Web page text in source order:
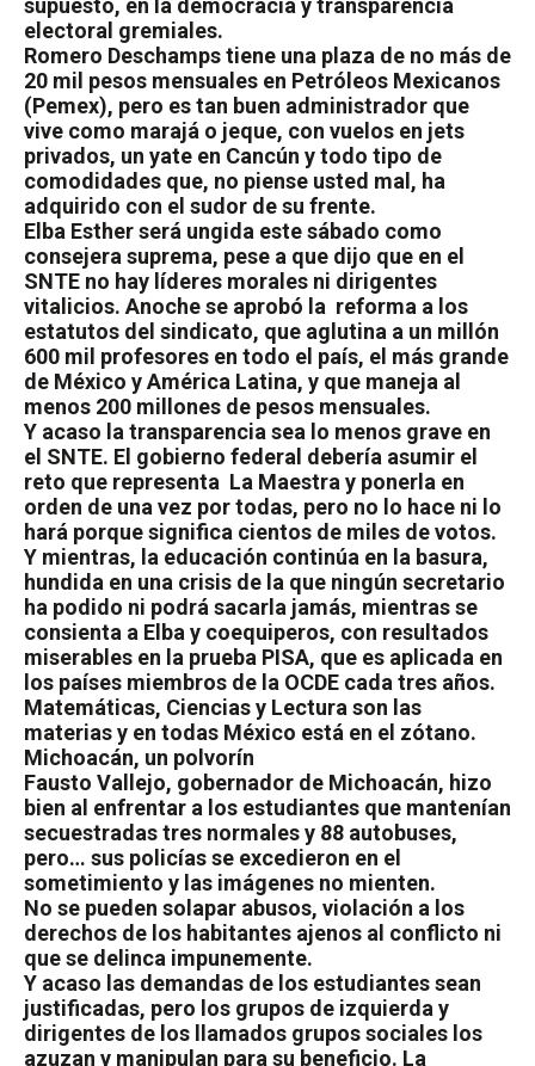
supuesto, en la democracia y transparencia
electoral gremiales.
Romero Deschamps tiene una plaza de no más de
20 mil pesos mensuales en Petróleos Mexicanos
(Pemex), pero es tan buen administrador que
vive como marajá o jeque, con vuelos en jets
privados, un yate en Cancún y todo tipo de
comodidades que, no piense usted mal, ha
adquirido con el sudor de su frente.
Elba Esther será ungida este sábado como
consejera suprema, pese a que dijo que en el
SNTE no hay líderes morales ni dirigentes
vitalicios. Anoche se aprobó la reforma a los
estatutos del sindicato, que aglutina a un millón
600 mil profesores en todo el país, el más grande
de México y América Latina, y que maneja al
menos 200 millones de pesos mensuales.
Y acaso la transparencia sea lo menos grave en
el SNTE. El gobierno federal debería asumir el
reto que representa La Maestra y ponerla en
orden de una vez por todas, pero no lo hace ni lo
hará porque significa cientos de miles de votos.
Y mientras, la educación continúa en la basura,
hundida en una crisis de la que ningún secretario
ha podido ni podrá sacarla jamás, mientras se
consienta a Elba y coequiperos, con resultados
miserables en la prueba PISA, que es aplicada en
los países miembros de la OCDE cada tres años.
Matemáticas, Ciencias y Lectura son las
materias y en todas México está en el zótano.
Michoacán, un polvorín
Fausto Vallejo, gobernador de Michoacán, hizo
bien al enfrentar a los estudiantes que mantenían
secuestradas tres normales y 88 autobuses,
pero… sus policías se excedieron en el
sometimiento y las imágenes no mienten.
No se pueden solapar abusos, violación a los
derechos de los habitantes ajenos al conflicto ni
que se delinca impunemente.
Y acaso las demandas de los estudiantes sean
justificadas, pero los grupos de izquierda y
dirigentes de los llamados grupos sociales los
azuzan y manipulan para su beneficio. La